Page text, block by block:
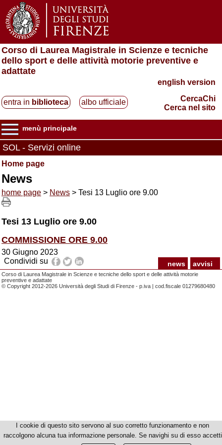
Corso di Laurea Magistrale in Scienze e tecniche
dello sport e delle attività motorie preventive e
adattate
english version
entra in biblioteca albo ufficiale
CercaChi
Cerca nel sito
menù principale
SOL - Servizi online
Home page
News
home page > News > Tesi 13 Luglio ore 9.00
Tesi 13 Luglio ore 9.00
COMMISSIONE ORE 9.00
30 Giugno 2023
Condividi su
news avvisi
Corso di Laurea Magistrale in Scienze e tecniche dello sport e delle attività motorie
preventive e adattate
© Copyright 2012-2026 Università degli Studi di Firenze - p.iva | cod.fiscale 01279680480
I cookie di questo sito servono al suo corretto funzionamento e non
raccolgono alcuna tua informazione personale. Se navighi su di esso accetti